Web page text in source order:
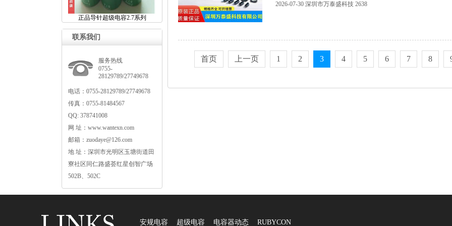
正品导针超级电容2.7系列
联系我们
服务热线
0755-
28129789/27749678
电话：0755-28129789/27749678
传真：0755-81484567
QQ:378741008
网址：www.wantexn.com
邮箱：zuodaye@126.com
地址：深圳市光明区玉塘街道田
寮社区同仁路盛荟红星创智广场
502B、502C
2026-07-30 深圳市万泰盛科技 2638
首页 上一页 1 2 3 4 5 6 7 8
安规电容 超级电容 电容器动态 RUBYCON